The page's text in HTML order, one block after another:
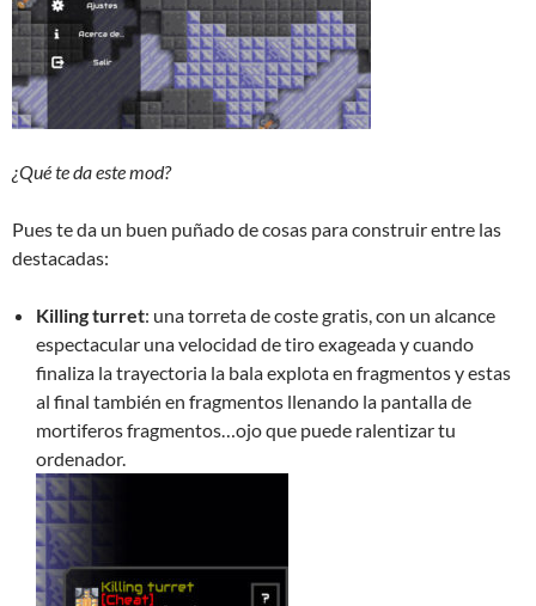
¿Qué te da este mod?
Pues te da un buen puñado de cosas para construir entre las
destacadas:
Killing turret: una torreta de coste gratis, con un alcance
espectacular una velocidad de tiro exageada y cuando
finaliza la trayectoria la bala explota en fragmentos y estas
al final también en fragmentos llenando la pantalla de
mortiferos fragmentos…ojo que puede ralentizar tu
ordenador.